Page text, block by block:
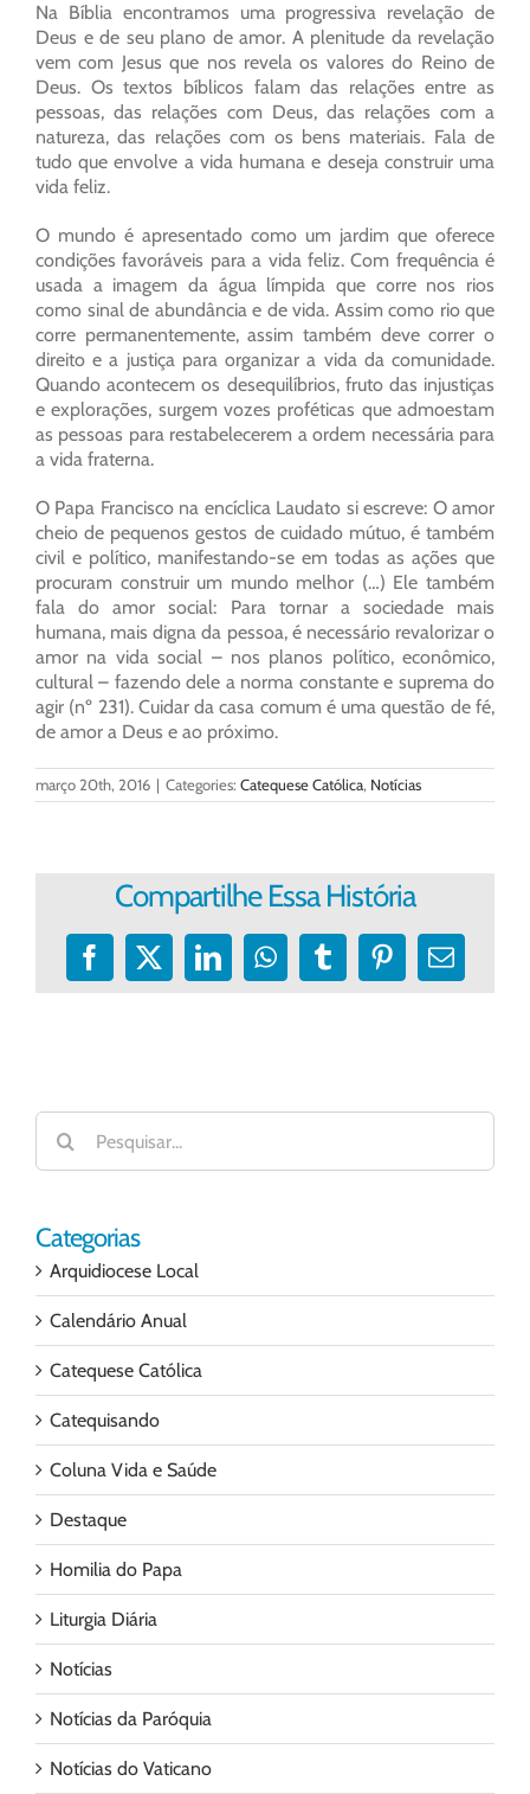
Na Bíblia encontramos uma progressiva revelação de
Deus e de seu plano de amor. A plenitude da revelação
vem com Jesus que nos revela os valores do Reino de
Deus. Os textos bíblicos falam das relações entre as
pessoas, das relações com Deus, das relações com a
natureza, das relações com os bens materiais. Fala de
tudo que envolve a vida humana e deseja construir uma
vida feliz.
O mundo é apresentado como um jardim que oferece
condições favoráveis para a vida feliz. Com frequência é
usada a imagem da água límpida que corre nos rios
como sinal de abundância e de vida. Assim como rio que
corre permanentemente, assim também deve correr o
direito e a justiça para organizar a vida da comunidade.
Quando acontecem os desequilíbrios, fruto das injustiças
e explorações, surgem vozes proféticas que admoestam
as pessoas para restabelecerem a ordem necessária para
a vida fraterna.
O Papa Francisco na encíclica Laudato si escreve: O amor
cheio de pequenos gestos de cuidado mútuo, é também
civil e político, manifestando-se em todas as ações que
procuram construir um mundo melhor (…) Ele também
fala do amor social: Para tornar a sociedade mais
humana, mais digna da pessoa, é necessário revalorizar o
amor na vida social – nos planos político, econômico,
cultural – fazendo dele a norma constante e suprema do
agir (nº 231). Cuidar da casa comum é uma questão de fé,
de amor a Deus e ao próximo.
março 20th, 2016 | Categories: Catequese Católica, Notícias
Compartilhe Essa História
Facebook
X LinkedInWhatsApp
TumblrPinterest
E-
Buscar
resultados
para:
Categorias
Arquidiocese Local
Calendário Anual
Catequese Católica
Catequisando
Coluna Vida e Saúde
Destaque
Homilia do Papa
Liturgia Diária
Notícias
Notícias da Paróquia
Notícias do Vaticano